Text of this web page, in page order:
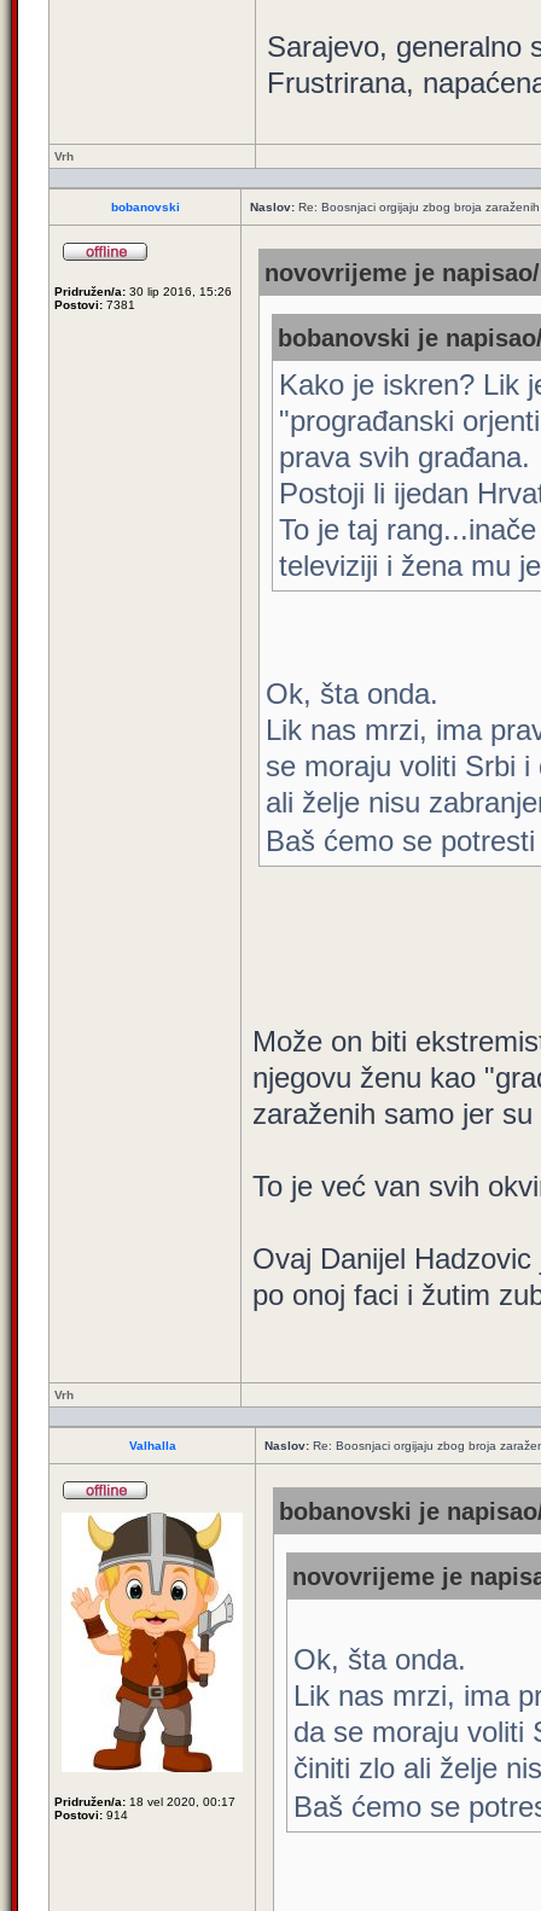
Sarajevo, generalno
Frustrirana,
Vrh
bobanovski Naslov: Re: Boosnjaci orgijaju zbog broja
Pridružen/a: 30 lip 2016, 15:26
Postovi: 7381
novovrijeme je
bobanovski je
Kako je iskren? Lik
"prograđanski
prava svih građana.
Postoji li ijedan
To je taj
televiziji i žena mu
Ok, šta onda.
Lik nas mrzi, ima
se moraju voliti Srbi
ali želje nisu
Baš ćemo se
Može on biti
njegovu ženu kao
zaraženih samo jer
To je već van svih
Ovaj Danijel
po onoj faci i žutim
Vrh
Valhalla Naslov: Re: Boosnjaci orgijaju zbog broja
Pridružen/a: 18 vel 2020, 00:17
Postovi: 914
bobanovski je
novovrijeme je
Ok, šta onda.
Lik nas mrzi, ima
da se moraju voliti
činiti zlo ali želje
Baš ćemo se